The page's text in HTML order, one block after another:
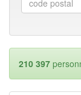
210 397